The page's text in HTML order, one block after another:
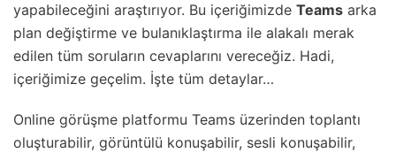
yapabileceğini araştırıyor. Bu içeriğimizde Teams arka
plan değiştirme ve bulanıklaştırma ile alakalı merak
edilen tüm soruların cevaplarını vereceğiz. Hadi,
içeriğimize geçelim. İşte tüm detaylar…
Online görüşme platformu Teams üzerinden toplantı
oluşturabilir, görüntülü konuşabilir, sesli konuşabilir,